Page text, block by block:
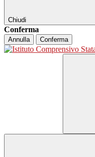
Chiudi
Conferma
Annulla Conferma